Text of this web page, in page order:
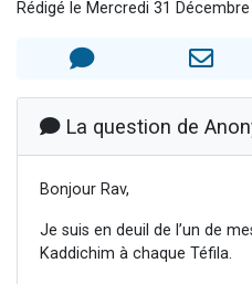
6 personnes viennent de
2 personnes viennent
Il reste 49
3 personnes viennent
Rédigé le Mercredi 31
La question de
Bonjour Rav,
Je suis en deuil de l’un de
Kaddichim à chaque Téfila.